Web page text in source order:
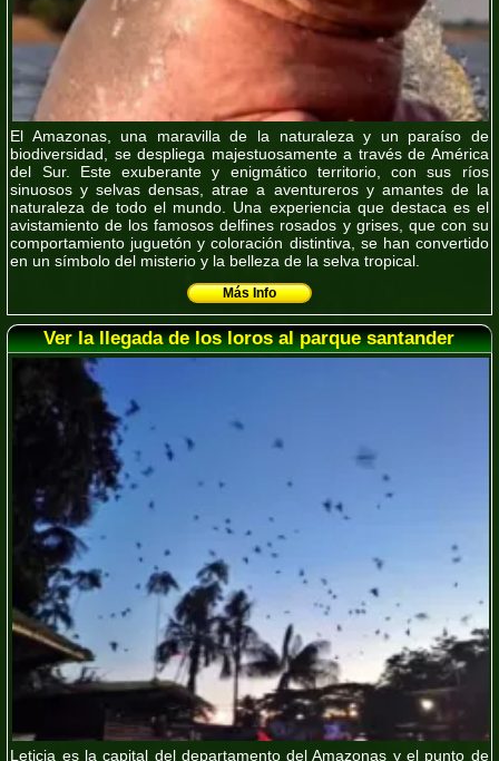
El Amazonas, una maravilla de la naturaleza y un paraíso de
biodiversidad, se despliega majestuosamente a través de América
del Sur. Este exuberante y enigmático territorio, con sus ríos
sinuosos y selvas densas, atrae a aventureros y amantes de la
naturaleza de todo el mundo. Una experiencia que destaca es el
avistamiento de los famosos delfines rosados y grises, que con su
comportamiento juguetón y coloración distintiva, se han convertido
en un símbolo del misterio y la belleza de la selva tropical.
Más Info
Ver la llegada de los loros al parque santander
Leticia es la capital del departamento del Amazonas y el punto de